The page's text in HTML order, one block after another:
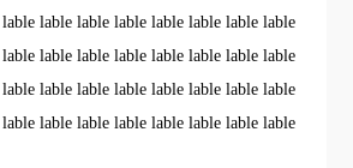
lable lable lable lable lable lable lable
lable lable lable lable lable lable lable
lable lable lable lable lable lable lable
lable lable lable lable lable lable lable